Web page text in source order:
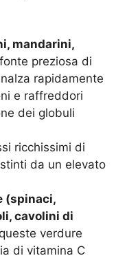
mandarini,
preziosa di
rapidamente
e raffreddori
dei globuli
ricchissimi di
da un elevato
(spinaci,
cavolini di
queste verdure
di vitamina C